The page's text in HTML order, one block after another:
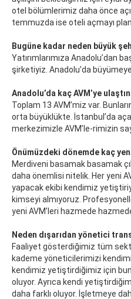
otel bölümlerimiz daha önce
temmuzda ise oteli açmayı
Bugüne kadar neden büyük
Yatırımlarımıza Anadolu’dan
şirketiyiz. Anadolu’da
Anadolu’da kaç AVM’ye
Toplam 13 AVM’miz var.
orta büyüklükte. İstanbul’da
merkezimizle AVM’le-rimizin
Önümüzdeki dönemde kaç
Merdiveni basamak basamak
daha önemlisi nitelik. Her yeni
yapacak ekibi kendimiz
kimseyi almıyoruz.
yeni AVM’leri hazmede
Neden dışarıdan yönetici
Faaliyet gösterdiğimiz tüm
kademe yöneticilerimizi
kendimiz yetiştirdiğimiz için
oluyor. Ayrıca kendi
daha farklı oluyor. İşletmeye